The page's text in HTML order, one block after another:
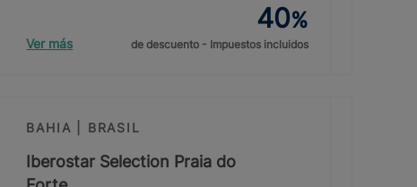
Ver más
40%
de descuento - Impuestos incluidos
BAHIA | BRASIL
Iberostar Selection Praia do